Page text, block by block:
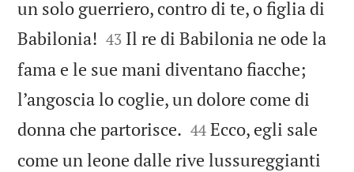
un solo guerriero, contro di te, o figlia di
Babilonia! 

43 Il re di Babilonia ne ode la
fama e le sue mani diventano fiacche;
l’angoscia lo coglie, un dolore come di
donna che partorisce. 

44 Ecco, egli sale
come un leone dalle rive lussureggianti